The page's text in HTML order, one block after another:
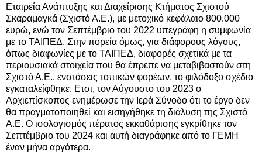
Εταιρεία Ανάπτυξης και Διαχείρισης Κτήματος Σχιστού
Σκαραμαγκά (Σχιστό Α.Ε.), με μετοχικό κεφάλαιο 800.000
ευρώ, ενώ τον Σεπτέμβριο του 2022 υπεγράφη η συμφωνία
με το ΤΑΙΠΕΔ. Στην πορεία όμως, για διάφορους λόγους,
όπως διαφωνίες με το ΤΑΙΠΕΔ, διαφορές σχετικά με τα
περιουσιακά στοιχεία που θα έπρεπε να μεταβιβαστούν στη
Σχιστό Α.Ε., ενστάσεις τοπικών φορέων, το φιλόδοξο σχέδιο
εγκαταλείφθηκε. Ετσι, τον Αύγουστο του 2023 ο
Αρχιεπίσκοπος ενημέρωσε την Ιερά Σύνοδο ότι το έργο δεν
θα πραγματοποιηθεί και εισηγήθηκε τη διάλυση της Σχιστό
Α.Ε. Ο ισολογισμός πέρατος εκκαθάρισης εγκρίθηκε τον
Σεπτέμβριο του 2024 και αυτή διαγράφηκε από το ΓΕΜΗ
έναν μήνα αργότερα.